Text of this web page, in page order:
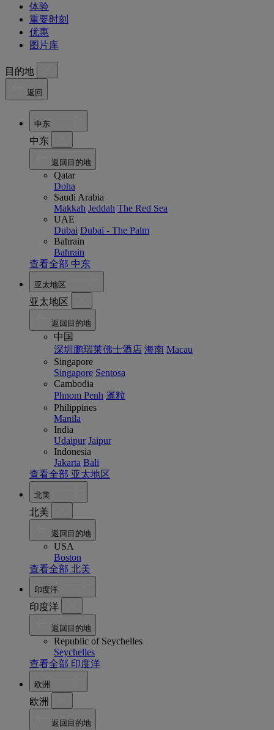
体验
重要时刻
优惠
图片库
目的地
返回
中东
中东
返回目的地
Qatar
Doha
Saudi Arabia
Makkah Jeddah The Red Sea
UAE
Dubai Dubai - The Palm
Bahrain
Bahrain
查看全部 中东
亚太地区
亚太地区
返回目的地
中国
深圳鹏瑞莱佛士酒店 海南 Macau
Singapore
Singapore Sentosa
Cambodia
Phnom Penh 暹粒
Philippines
Manila
India
Udaipur Jaipur
Indonesia
Jakarta Bali
查看全部 亚太地区
北美
北美
返回目的地
USA
Boston
查看全部 北美
印度洋
印度洋
返回目的地
Republic of Seychelles
Seychelles
查看全部 印度洋
欧洲
欧洲
返回目的地